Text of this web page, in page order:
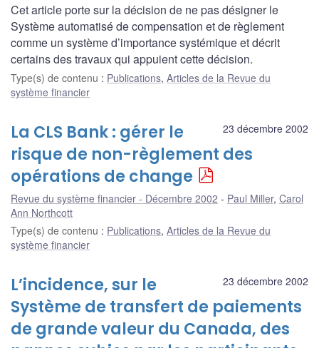
Cet article porte sur la décision de ne pas désigner le
Système automatisé de compensation et de règlement
comme un système d’importance systémique et décrit
certains des travaux qui appuient cette décision.
Type(s) de contenu : Publications, Articles de la Revue du
système financier
23 décembre 2002
La CLS Bank : gérer le
risque de non-règlement des
opérations de change
Revue du système financier - Décembre 2002 Paul Miller, Carol
Ann Northcott
Type(s) de contenu : Publications, Articles de la Revue du
système financier
23 décembre 2002
L’incidence, sur le
Système de transfert de paiements
de grande valeur du Canada, des